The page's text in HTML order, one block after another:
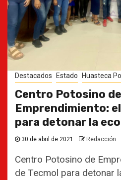
Destacados Estado Huasteca
Centro Potosino de
Emprendimiento:
para detonar la
30 de abril de 2021 Redacción
Centro Potosino de
de Tecmol para detonar